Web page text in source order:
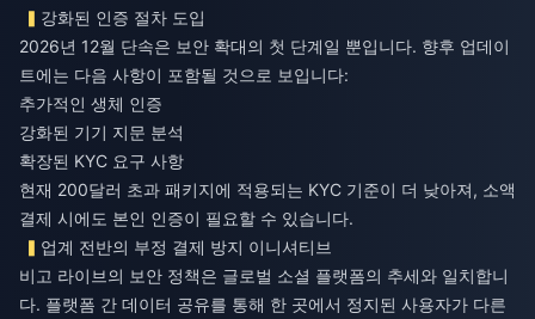
강화된 인증 절차 도입
2026년 12월 단속은 보안 확대의 첫 단계일 뿐입니다. 향후 업데이
트에는 다음 사항이 포함될 것으로 보입니다:
추가적인 생체 인증
강화된 기기 지문 분석
확장된 KYC 요구 사항
현재 200달러 초과 패키지에 적용되는 KYC 기준이 더 낮아져, 소액
결제 시에도 본인 인증이 필요할 수 있습니다.
업계 전반의 부정 결제 방지 이니셔티브
비고 라이브의 보안 정책은 글로벌 소셜 플랫폼의 추세와 일치합니
다. 플랫폼 간 데이터 공유를 통해 한 곳에서 정지된 사용자가 다른